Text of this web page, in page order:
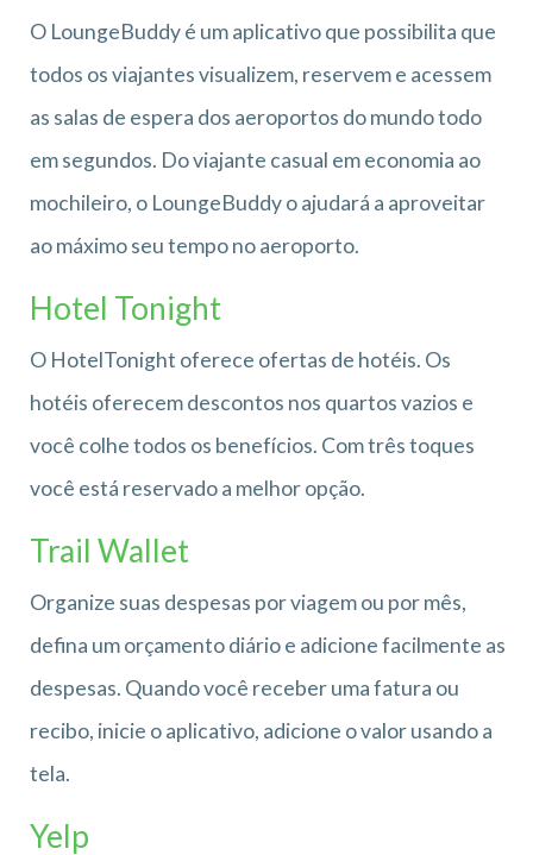
O LoungeBuddy é um aplicativo que possibilita que
todos os viajantes visualizem, reservem e acessem
as salas de espera dos aeroportos do mundo todo
em segundos. Do viajante casual em economia ao
mochileiro, o LoungeBuddy o ajudará a aproveitar
ao máximo seu tempo no aeroporto.
Hotel Tonight
O HotelTonight oferece ofertas de hotéis. Os
hotéis oferecem descontos nos quartos vazios e
você colhe todos os benefícios. Com três toques
você está reservado a melhor opção.
Trail Wallet
Organize suas despesas por viagem ou por mês,
defina um orçamento diário e adicione facilmente as
despesas. Quando você receber uma fatura ou
recibo, inicie o aplicativo, adicione o valor usando a
tela.
Yelp